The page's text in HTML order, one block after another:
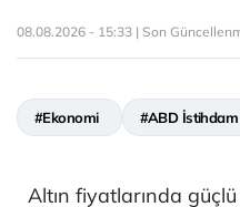
08.08.2026 - 15:33 | Son
#Ekonomi #ABD İstihdam
Altın fiyatlarında